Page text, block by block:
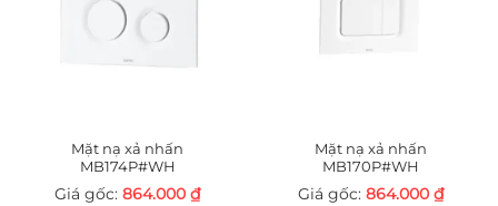
Mặt nạ xả nhấn
MB174P#WH
864.000 ₫
Mặt nạ xả nhấn
MB170P#WH
864.000 ₫